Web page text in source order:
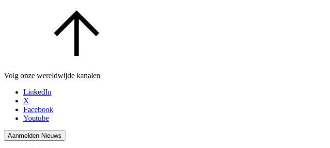
Volg onze wereldwijde kanalen
LinkedIn
X
Facebook
Youtube
Aanmelden Nieuws